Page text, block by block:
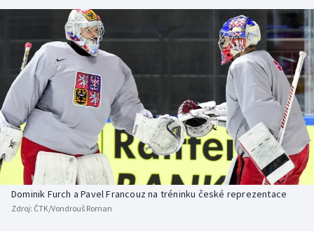
Cyklistika
DALŠÍ SPORTY
Americký fotbal
Baseball a softbal
Basketbal
Biatlon
NEPŘEHLÉDNĚTE
Soutěže
Historické návraty
Aplikace ČT sport
Dominik Furch a Pavel Francouz na tréninku české reprezentace
Zdroj: ČTK/Vondrouš Roman